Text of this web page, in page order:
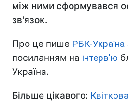
між ними сформувався
зв'язок.
Про це пише РБК-Україна
посиланням на інтерв'ю
Україна.
Більше цікавого: